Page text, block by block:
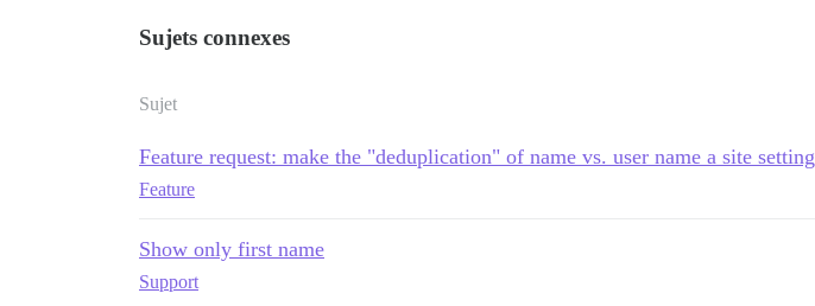
Sujets connexes
Sujet
Feature request: make the "deduplication" of name vs. user name a site setting
Feature
Show only first name
Support